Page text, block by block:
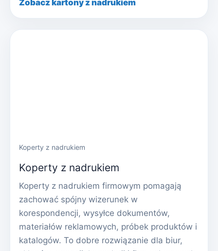
Zobacz kartony z nadrukiem
Koperty z nadrukiem
Koperty z nadrukiem
Koperty z nadrukiem firmowym pomagają
zachować spójny wizerunek w
korespondencji, wysyłce dokumentów,
materiałów reklamowych, próbek produktów i
katalogów. To dobre rozwiązanie dla biur,